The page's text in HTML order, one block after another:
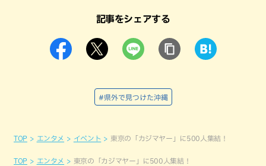
記事をシェアする
#県外で見つけた沖縄
TOP エンタメ イベント 東京の「カジマヤー」に500人集結！
TOP エンタメ 東京の「カジマヤー」に500人集結！